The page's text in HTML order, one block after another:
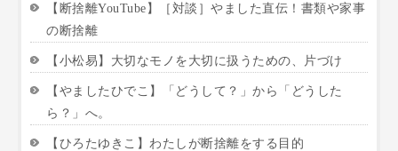
【断捨離YouTube】［対談］やました直伝！書類や家事
の断捨離
【小松易】大切なモノを大切に扱うための、片づけ
【やましたひでこ】「どうして？」から「どうした
ら？」へ。
【ひろたゆきこ】わたしが断捨離をする目的